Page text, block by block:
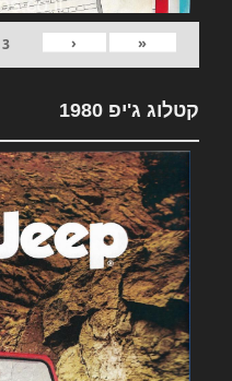
«
‹
3
קטלוג ג'יפ 1980